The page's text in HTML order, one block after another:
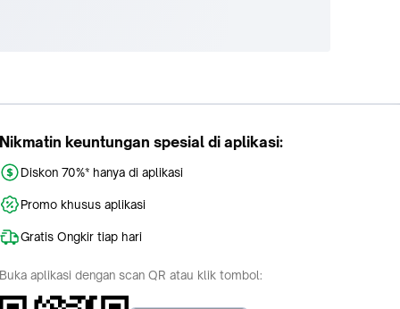
Nikmatin keuntungan spesial di aplikasi:
Diskon 70%* hanya di aplikasi
Promo khusus aplikasi
Gratis Ongkir tiap hari
Buka aplikasi dengan scan QR atau klik tombol: